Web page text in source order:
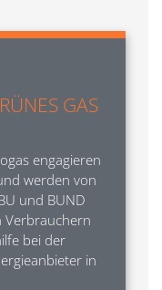
GAS
engagieren
werden von
und BUND
Verbrauchern
bei der
in